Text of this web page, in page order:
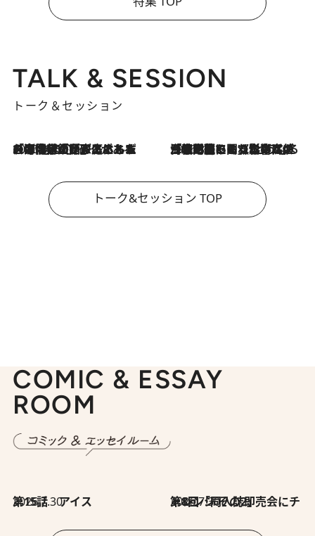
TALK & SESSION
トーク＆セッション
2026.8.3
「今後値上げがあるとすれば…」「リスクがあるのは今年の冬」エネルギー専門家が語る、ホルムズ海峡封鎖が家庭にもたらす“ある心配” 2026.8.3
「住宅建てられない…」「サーチャージ料の高値が続いている」ホルムズ海峡封鎖による影響はいつまで続く？《エネルギー専門家に聞く“どうなる日本の暮らし”》
トーク&セッション TOP
COMIC & ESSAY
ROOM
2026.7.30
第15話 アイス 2026.7.30
第8回「同人誌即売会にチャレンジ その2」